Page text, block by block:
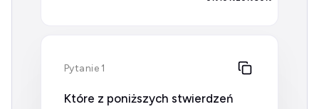
Pytanie 1
Które z poniższych stwierdzeń